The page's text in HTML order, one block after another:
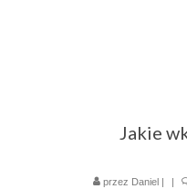
Jakie
przez Daniel | |